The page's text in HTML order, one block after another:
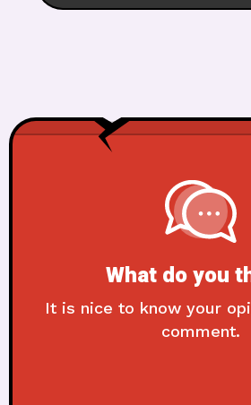
What do you
It is nice to know your
comment.